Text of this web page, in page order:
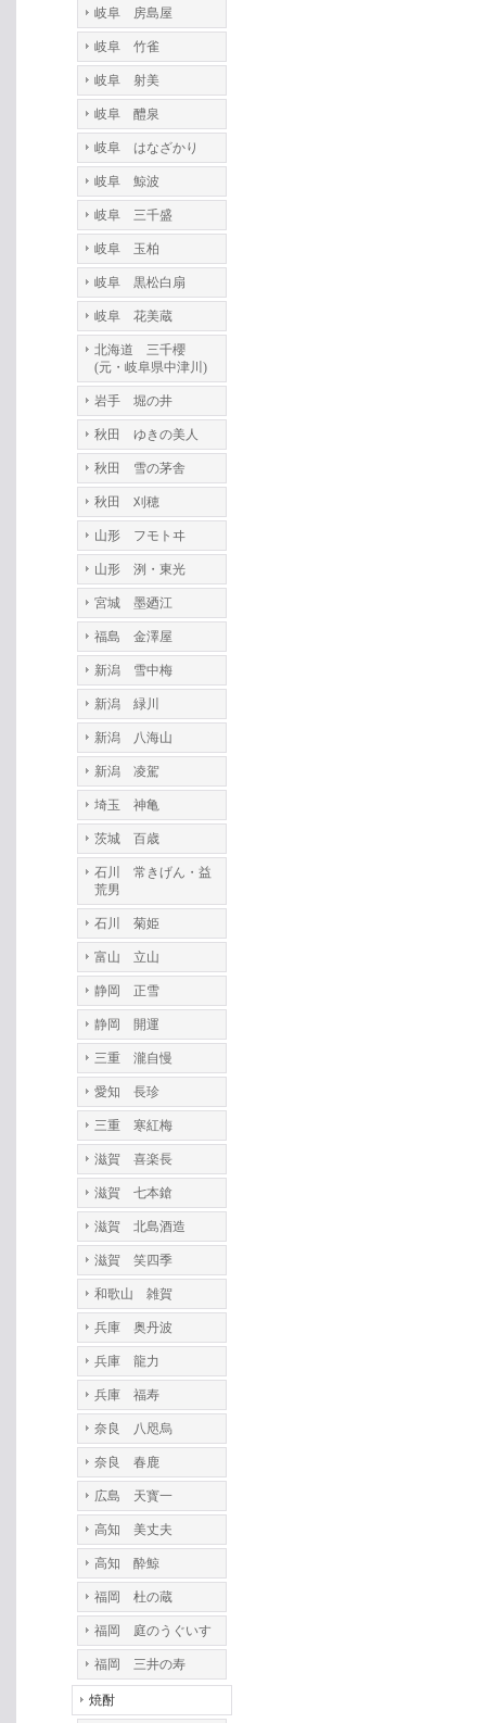
岐阜 房島屋
岐阜 竹雀
岐阜 射美
岐阜 醴泉
岐阜 はなざかり
岐阜 鯨波
岐阜 三千盛
岐阜 玉柏
岐阜 黒松白扇
岐阜 花美蔵
北海道 三千櫻
(元・岐阜県中津川)
岩手 堀の井
秋田 ゆきの美人
秋田 雪の茅舎
秋田 刈穂
山形 フモトヰ
山形 洌・東光
宮城 墨廼江
福島 金澤屋
新潟 雪中梅
新潟 緑川
新潟 八海山
新潟 凌駕
埼玉 神亀
茨城 百歳
石川 常きげん・益
荒男
石川 菊姫
富山 立山
静岡 正雪
静岡 開運
三重 瀧自慢
愛知 長珍
三重 寒紅梅
滋賀 喜楽長
滋賀 七本鎗
滋賀 北島酒造
滋賀 笑四季
和歌山 雑賀
兵庫 奥丹波
兵庫 龍力
兵庫 福寿
奈良 八咫烏
奈良 春鹿
広島 天寳一
高知 美丈夫
高知 酔鯨
福岡 杜の蔵
福岡 庭のうぐいす
福岡 三井の寿
焼酎